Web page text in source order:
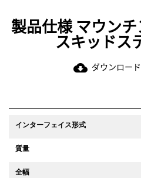
製品仕様 マウン
スキッドス
cloud_download ダウンロード
インターフェイス形式
質量
全幅